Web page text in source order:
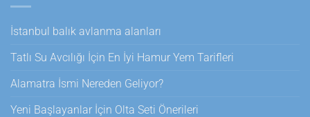
İstanbul balık avlanma alanları
Tatlı Su Avcılığı İçin En İyi Hamur Yem Tarifleri
Alamatra İsmi Nereden Geliyor?
Yeni Başlayanlar İçin Olta Seti Önerileri